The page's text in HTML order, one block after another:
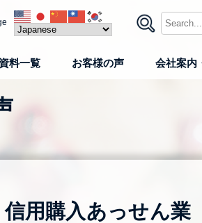
資料一覧 お客様の声 会社案内
信用購入あっせん業